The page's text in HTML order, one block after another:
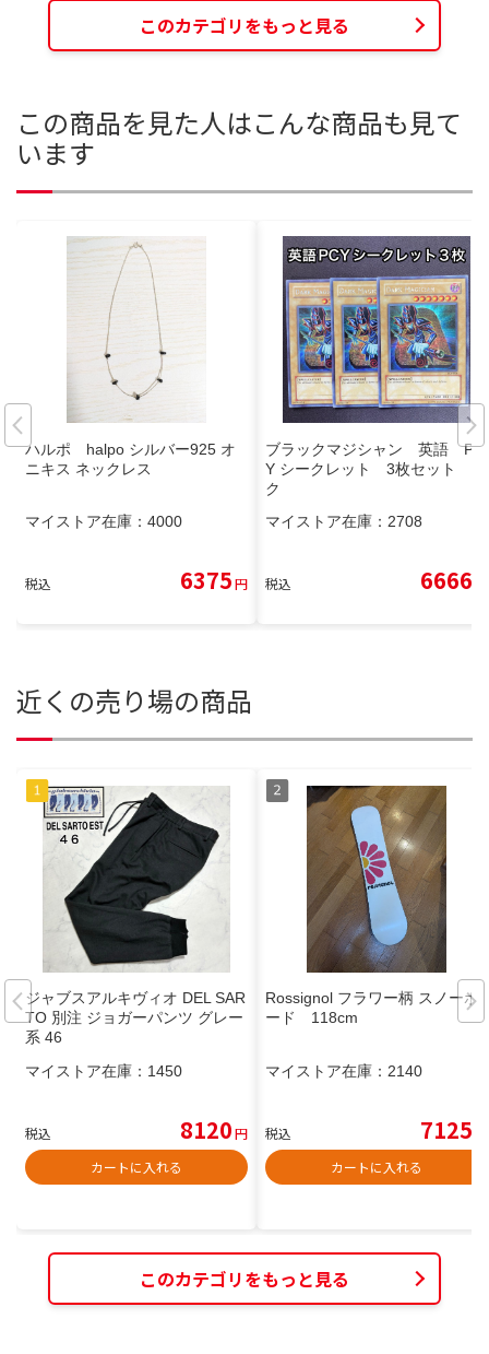
このカテゴリをもっと見る
この商品を見た人はこんな商品も見て
います
ハルポ halpo シルバー925 オ
ニキス ネックレス
マイストア在庫： 4000
税込 6375円
ブラックマジシャン 英語 PC
Y シークレット 3枚セット シ
ク
マイストア在庫： 2708
税込 6666
近くの売り場の商品
ジャブスアルキヴィオ DEL SAR
TO 別注 ジョガーパンツ グレー
系 46
マイストア在庫： 1450
税込 8120円
カートに入れる
Rossignol フラワー柄 スノーボ
ード 118cm
マイストア在庫： 2140
税込 7125
カートに入れる
このカテゴリをもっと見る